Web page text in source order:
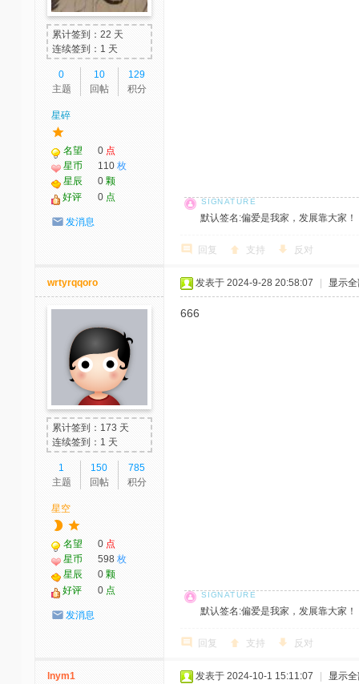
累计签到：22 天
连续签到：1 天
0
主题
10
回帖
129
积分
星碎
名望 0 点
星币
110 枚
星辰
0 颗
好评
0 点
发消息 默认签名:偏爱是我家，发展靠大家
回复 支持 反对
wrtyrqqoro
累计签到：173 天
连续签到：1 天
1
主题
150
回帖
785
积分
星空
名望 0 点
星币
598 枚
星辰
0 颗
好评
0 点
发消息
发表于 2024-9-28 20:58:07 显示
666
默认签名:偏爱是我家，发展靠大家
回复 支持 反对
lnym1 发表于 2024-10-1 15:11:07 显示